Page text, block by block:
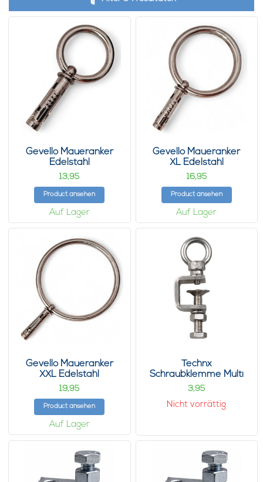
Gevello Maueranker
Edelstahl
13,95
Product ansehen
Auf Lager
Gevello Maueranker
XL Edelstahl
16,95
Product ansehen
Auf Lager
Gevello Maueranker
XXL Edelstahl
19,95
Product ansehen
Auf Lager
Technx
Schraubklemme Multi
Inox
3,95
Nicht vorrättig